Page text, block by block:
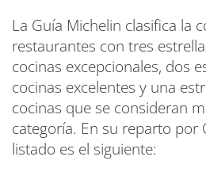
La Guía Michelin clasifica la
restaurantes con tres
cocinas excepcionales, dos
cocinas excelentes y una
cocinas que se consideran
categoría. En su reparto por
listado es el siguiente: